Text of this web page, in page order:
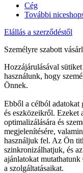
Cég
További
Elállás a szerződéstől
Személyre szabott
Hozzájárulásával
használunk, hogy
Önnek.
Ebből a célból
és eszközeikről. Ezeket
optimalizálására és
megjelenítésére,
használjuk fel. Az Ön
szinkronizálhatjuk, és
ajánlatokat
a szolgáltatásaikat.